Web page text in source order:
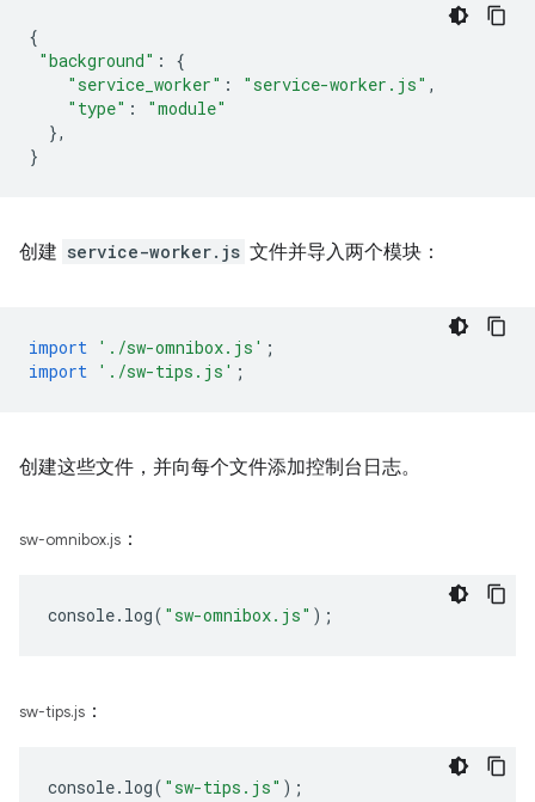
{
"background" :
{
"service_worker" : "service-worker.js" ,
"type" :
"module"
},
}
创建 service-worker.js 文件并导入两个模块：
import './sw-omnibox.js' ;
import
'./sw-tips.js' ;
创建这些文件，并向每个文件添加控制台日志。
sw-omnibox.js ：
console. log( "sw-omnibox.js" );
sw-tips.js ：
console. log( "sw-tips.js" );